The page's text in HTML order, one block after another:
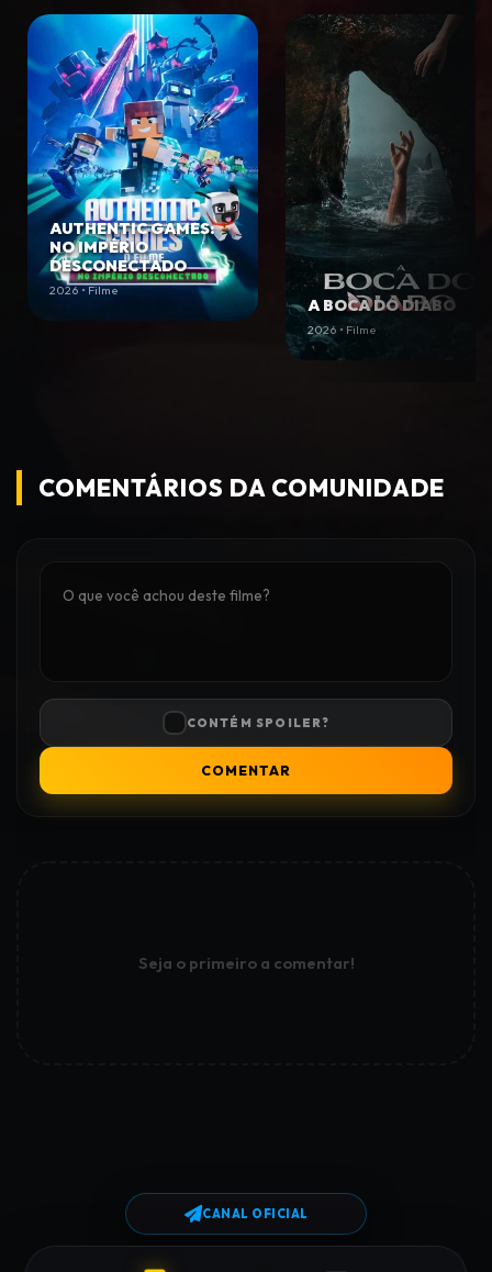
AUTHENTIC GAMES:
NO IMPÉRIO
DESCONECTADO
2026 • Filme
A BOCA DO DIABO
2026 • Filme
COMENTÁRIOS DA COMUNIDADE
CONTÉM SPOILER?
COMENTAR
Seja o primeiro a comentar!
CANAL OFICIAL